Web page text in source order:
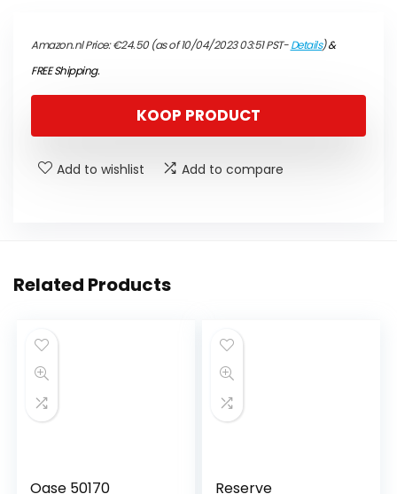
Amazon.nl Price:€24.50(as of 10/04/2023 03:51 PST-Details)&
FREE Shipping.
KOOP PRODUCT
Add to wishlist Add to compare
Related Products
Oase 50170 Reserve